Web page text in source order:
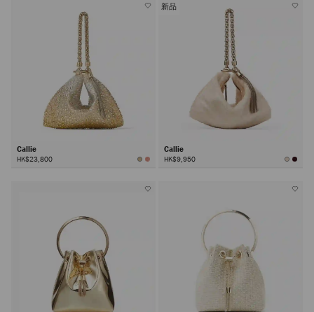
Callie
HK$23,800
新品
Callie
HK$9,950